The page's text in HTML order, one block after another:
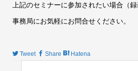
上記のセミナーに参加されたい場合（
事務局にお気軽にお問合せください。
Tweet Share Hatena